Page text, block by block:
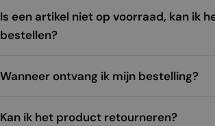
Is een artikel niet op voorraad, kan ik
bestellen?
Wanneer ontvang ik mijn bestelling?
Kan ik het product retourneren?